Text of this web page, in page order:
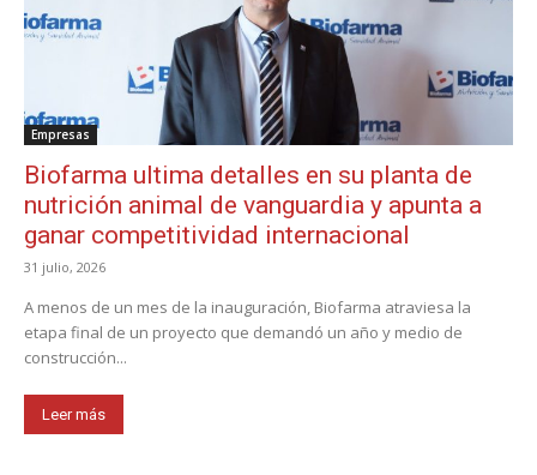
Empresas
Biofarma ultima detalles en su planta de
nutrición animal de vanguardia y apunta a
ganar competitividad internacional
31 julio, 2026
A menos de un mes de la inauguración, Biofarma atraviesa la
etapa final de un proyecto que demandó un año y medio de
construcción...
Leer más